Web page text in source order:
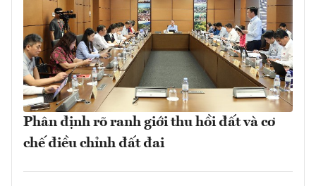
Phân định rõ ranh giới thu hồi đất và cơ
chế điều chỉnh đất đai